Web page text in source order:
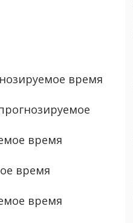
время
время
время
время